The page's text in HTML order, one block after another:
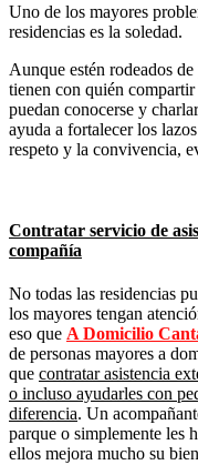
Uno de los mayores
residencias es la soledad.
Aunque estén rodeados
tienen con quién
puedan conocerse y
ayuda a fortalecer los
respeto y la convivencia,
Contratar servicio de
compañía
No todas las residencias
los mayores tengan
eso que A Domicilio
de personas mayores a
que contratar asistencia
o incluso ayudarles con
diferencia. Un
parque o simplemente les
ellos mejora mucho su